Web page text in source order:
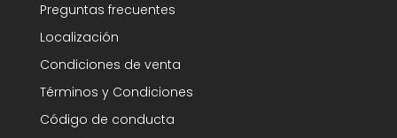
Preguntas frecuentes
Localización
Condiciones de venta
Términos y Condiciones
Código de conducta